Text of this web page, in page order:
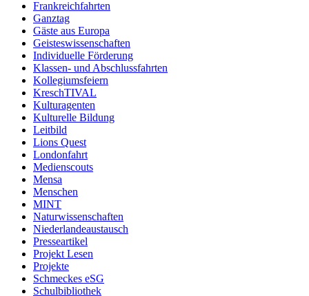
Frankreichfahrten
Ganztag
Gäste aus Europa
Geisteswissenschaften
Individuelle Förderung
Klassen- und Abschlussfahrten
Kollegiumsfeiern
KreschTIVAL
Kulturagenten
Kulturelle Bildung
Leitbild
Lions Quest
Londonfahrt
Medienscouts
Mensa
Menschen
MINT
Naturwissenschaften
Niederlandeaustausch
Presseartikel
Projekt Lesen
Projekte
Schmeckes eSG
Schulbibliothek